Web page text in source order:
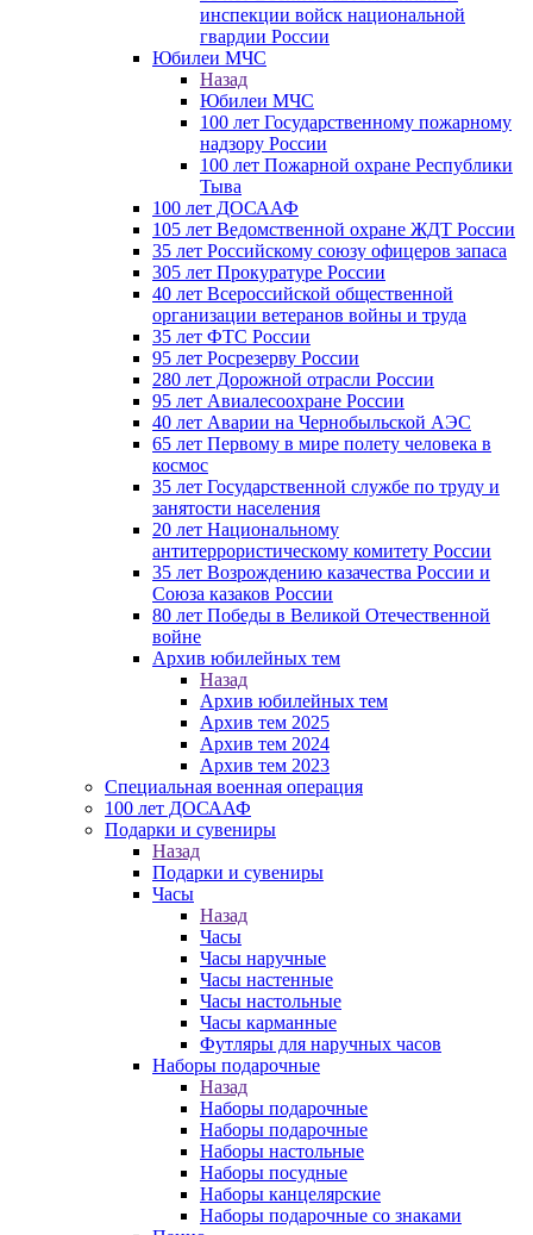
инспекции войск национальной
гвардии России
Юбилеи МЧС
Назад
Юбилеи МЧС
100 лет Государственному пожарному
надзору России
100 лет Пожарной охране Республики
Тыва
100 лет ДОСААФ
105 лет Ведомственной охране ЖДТ России
35 лет Российскому союзу офицеров запаса
305 лет Прокуратуре России
40 лет Всероссийской общественной
организации ветеранов войны и труда
35 лет ФТС России
95 лет Росрезерву России
280 лет Дорожной отрасли России
95 лет Авиалесоохране России
40 лет Аварии на Чернобыльской АЭС
65 лет Первому в мире полету человека в
космос
35 лет Государственной службе по труду и
занятости населения
20 лет Национальному
антитеррористическому комитету России
35 лет Возрождению казачества России и
Союза казаков России
80 лет Победы в Великой Отечественной
войне
Архив юбилейных тем
Назад
Архив юбилейных тем
Архив тем 2025
Архив тем 2024
Архив тем 2023
Специальная военная операция
100 лет ДОСААФ
Подарки и сувениры
Назад
Подарки и сувениры
Часы
Назад
Часы
Часы наручные
Часы настенные
Часы настольные
Часы карманные
Футляры для наручных часов
Наборы подарочные
Назад
Наборы подарочные
Наборы подарочные
Наборы настольные
Наборы посудные
Наборы канцелярские
Наборы подарочные со знаками